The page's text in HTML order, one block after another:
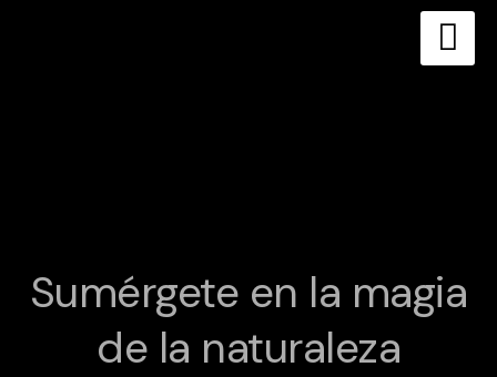
Sumérgete en la magia
de la naturaleza